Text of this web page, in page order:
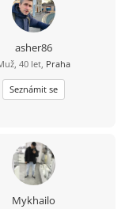
asher86
40 let, Praha
Seznámit se
Mykhailo